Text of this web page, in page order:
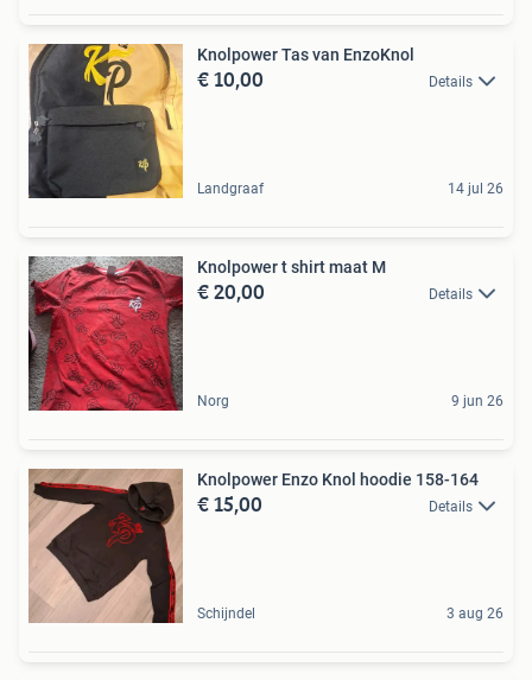
Knolpower Tas van EnzoKnol
€ 10,00 Details
Landgraaf 14 jul 26
Knolpower t shirt maat M
€ 20,00 Details
Norg 9 jun 26
Knolpower Enzo Knol hoodie 158-164
€ 15,00 Details
Schijndel 3 aug 26